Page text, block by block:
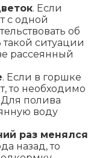
. Если
с одной
об
такой ситуации
рассеянный
. Если в горшке
то необходимо
Для полива
воду
раз менялся
назад, то